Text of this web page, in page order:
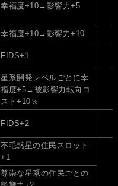
幸福度+10→影響力+5
幸福度+10→影響力+10
FIDS+1
星系開発レベルごとに幸
福度+5→被影響力転向コ
スト+10％
FIDS+2
不毛惑星の住民スロット
+1
尊崇な星系の住民ごとの